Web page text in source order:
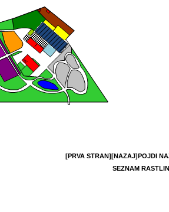
[PRVA STRAN][NAZAJ]POJDI
SEZNAM